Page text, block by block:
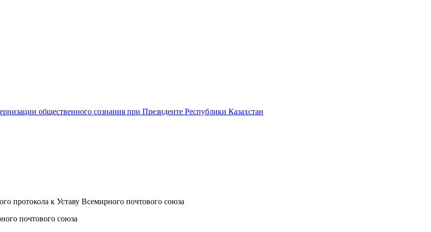
общественного сознания при Президенте Республики Казахстан
протокола к Уставу Всемирного почтового союза
почтового союза